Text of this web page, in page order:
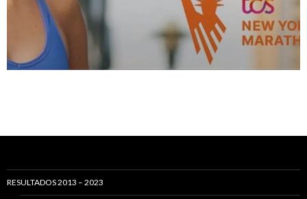
RESULTADOS 2013 – 2023